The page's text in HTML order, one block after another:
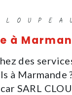
à
des
à Marmande
SARL